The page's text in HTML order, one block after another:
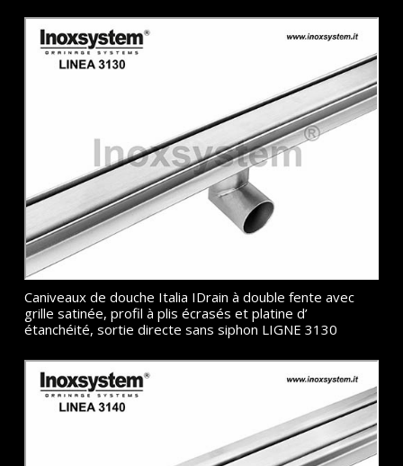
Caniveaux de douche Italia IDrain à double fente avec
grille satinée, profil à plis écrasés et platine d’
étanchéité, sortie directe sans siphon LIGNE 3130